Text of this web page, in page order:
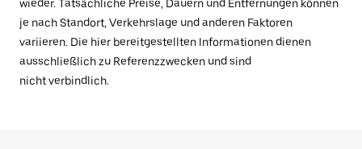
wieder. Tatsächliche Preise, Dauern und Entfernungen können
je nach Standort, Verkehrslage und anderen Faktoren
variieren. Die hier bereitgestellten Informationen dienen
ausschließlich zu Referenzzwecken und sind
nicht verbindlich.